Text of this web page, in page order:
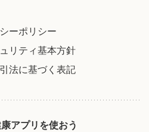
ーポリシー
リティ基本方針
法に基づく表記
アプリを使おう